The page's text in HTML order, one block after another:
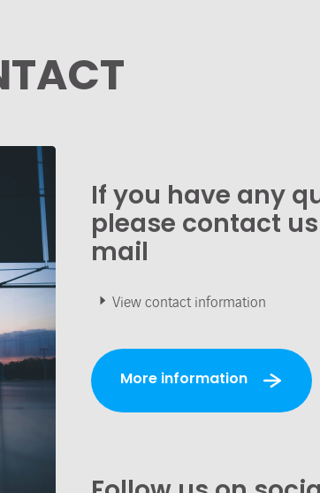
If you have any
please contact
mail
View contact information
More information